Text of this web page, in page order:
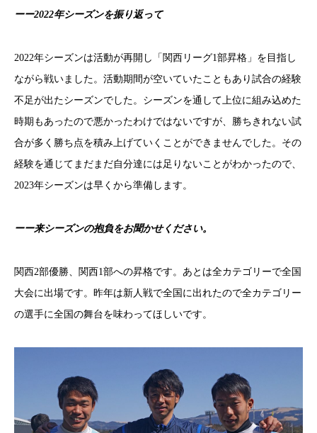
ーー2022年シーズンを振り返って
2022年シーズンは活動が再開し「関西リーグ1部昇格」を目指し
ながら戦いました。 活動期間が空いていたこともあり試合の経験
不足が出たシーズンでした。 シーズンを通して上位に組み込めた
時期もあったので悪かったわけではないですが、勝ちきれない試
合が多く勝ち点を積み上げていくことができませんでした。 その
経験を通じてまだまだ自分達には足りないことがわかったので、
2023年シーズンは早くから準備します。
ーー来シーズンの抱負をお聞かせください。
関西2部優勝、関西1部への昇格です。 あとは全カテゴリーで全国
大会に出場です。
昨年は新人戦で全国に出れたので全カテゴリー
の選手に全国の舞台を味わってほしいです。